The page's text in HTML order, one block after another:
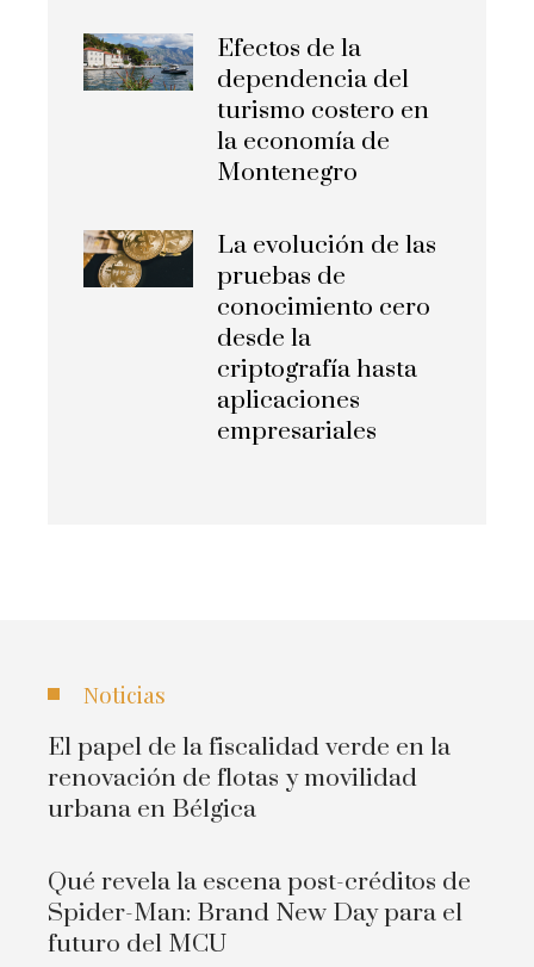
Efectos de la
dependencia del
turismo costero en
la economía de
Montenegro
La evolución de las
pruebas de
conocimiento cero
desde la
criptografía hasta
aplicaciones
empresariales
Noticias
El papel de la fiscalidad verde en la
renovación de flotas y movilidad
urbana en Bélgica
Qué revela la escena post-créditos de
Spider-Man: Brand New Day para el
futuro del MCU